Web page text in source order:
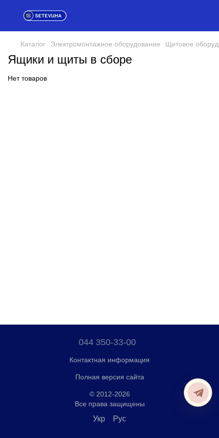
Каталог Электромонтажное оборудование Щитовое
Ящики и щиты в сборе
Нет товаров
044 350-33-00
Контактная информация
Полная версия сайта
© 2012-2026
Все права защищены
Укр Рус